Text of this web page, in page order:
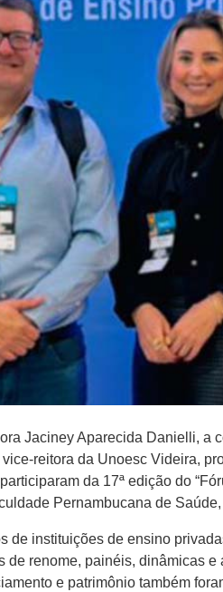
Jaciney Aparecida Danielli, a
reitora da Unoesc Videira,
da 17ª edição do
Pernambucana de
instituições de ensino
renome, painéis, dinâmicas
e patrimônio também